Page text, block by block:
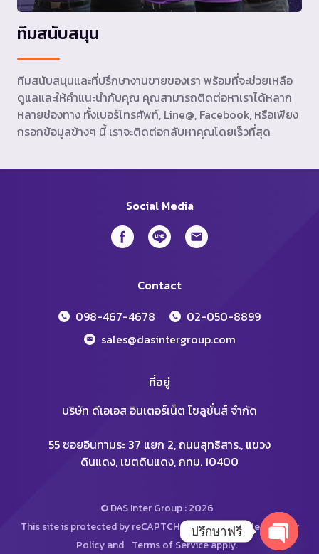
ทีมสนับสนุน
ทีมสนับสนุนและที่ปรึกษางานขายของเรา พร้อมที่จะช่วยเหลือ
ดูแลและให้คำแนะนำกับคุณ คุณสามารถติดต่อหาเราได้หลาก
หลายช่องทาง ทั้งเบอร์โทรศัพท์, Line@, Facebook, หรือเพียง
กรอกข้อมูลข้างๆ นี้ เราจะติดต่อกลับหาคุณโดยเร็วที่สุด
Social Media
Contact
098-467-4678
02-050-8899
sales@dasintergroup.com
ที่อยู่
บริษัท ดีเอเอส อินเตอร์เน็ต โซลูชั่นส์ จำกัด
55 ซอยอินทามระ 37 แยก 2, ถนนสุทธิสาร., แขวง
ดินแดง, เขตดินแดง, กทม. 10400
© DAS Inter Group : 2026
This site is protected by reCAPTCHA and the Google Privacy
Policyand Terms of Serviceapply.
ปรึกษาฟรี